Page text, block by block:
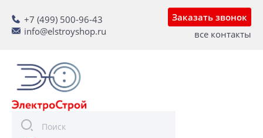
+7 (499) 500-96-43
info@elstroyshop.ru
Заказать звонок
все контакты